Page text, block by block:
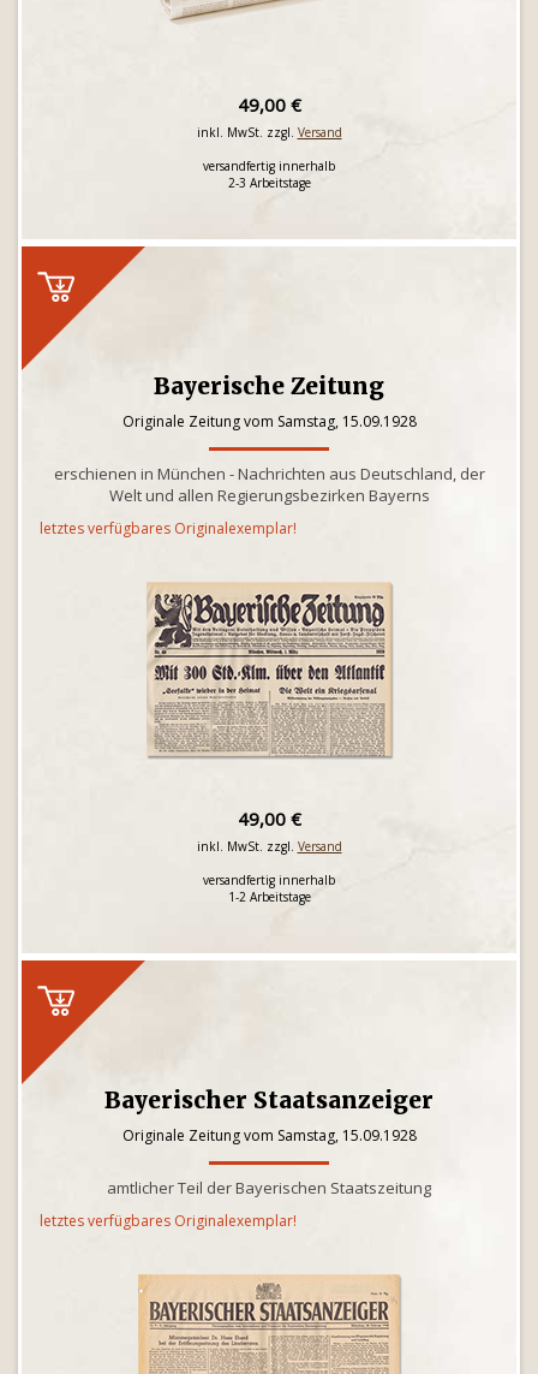
49,00 €
inkl. MwSt. zzgl. Versand
versandfertig innerhalb
2-3 Arbeitstage
Bayerische Zeitung
Originale Zeitung vom Samstag, 15.09.1928
erschienen in München - Nachrichten aus Deutschland, der
Welt und allen Regierungsbezirken Bayerns
letztes verfügbares Originalexemplar!
49,00 €
inkl. MwSt. zzgl. Versand
versandfertig innerhalb
1-2 Arbeitstage
Bayerischer Staatsanzeiger
Originale Zeitung vom Samstag, 15.09.1928
amtlicher Teil der Bayerischen Staatszeitung
letztes verfügbares Originalexemplar!